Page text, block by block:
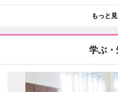
もっと
学ぶ・